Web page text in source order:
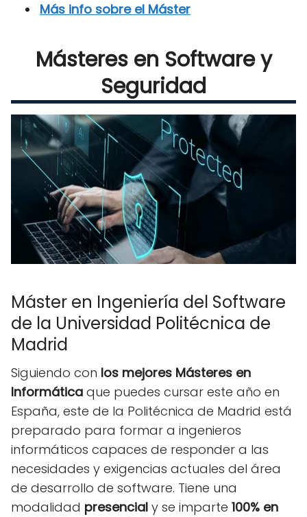
Más info sobre el Máster
Másteres en Software y
Seguridad
Máster en Ingeniería del Software
de la Universidad Politécnica de
Madrid
Siguiendo con los mejores Másteres en
Informática que puedes cursar este año en
España, este de la Politécnica de Madrid está
preparado para formar a ingenieros
informáticos capaces de responder a las
necesidades y exigencias actuales del área
de desarrollo de software. Tiene una
modalidad presencial y se imparte 100% en